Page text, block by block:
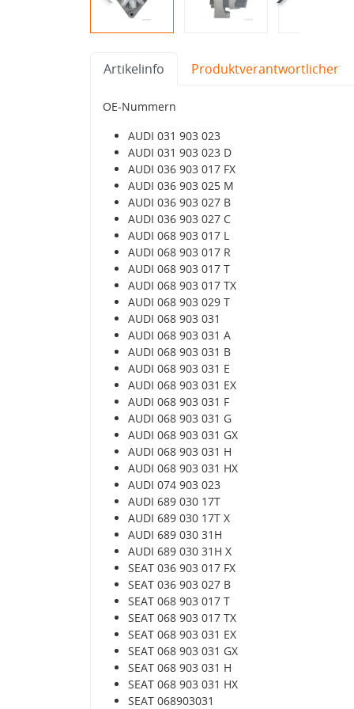
Artikelinfo Produktverantwortlicher
OE-Nummern
AUDI 031 903 023
AUDI 031 903 023 D
AUDI 036 903 017 FX
AUDI 036 903 025 M
AUDI 036 903 027 B
AUDI 036 903 027 C
AUDI 068 903 017 L
AUDI 068 903 017 R
AUDI 068 903 017 T
AUDI 068 903 017 TX
AUDI 068 903 029 T
AUDI 068 903 031
AUDI 068 903 031 A
AUDI 068 903 031 B
AUDI 068 903 031 E
AUDI 068 903 031 EX
AUDI 068 903 031 F
AUDI 068 903 031 G
AUDI 068 903 031 GX
AUDI 068 903 031 H
AUDI 068 903 031 HX
AUDI 074 903 023
AUDI 689 030 17T
AUDI 689 030 17T X
AUDI 689 030 31H
AUDI 689 030 31H X
SEAT 036 903 017 FX
SEAT 036 903 027 B
SEAT 068 903 017 T
SEAT 068 903 017 TX
SEAT 068 903 031 EX
SEAT 068 903 031 GX
SEAT 068 903 031 H
SEAT 068 903 031 HX
SEAT 068903031